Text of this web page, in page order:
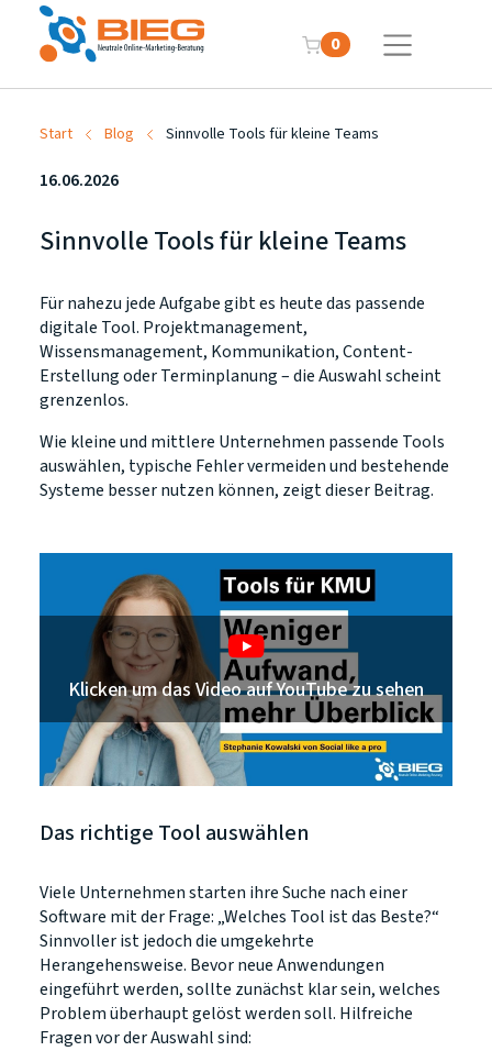
0
Start Blog Sinnvolle Tools für kleine Teams
16.06.2026
Sinnvolle Tools für kleine Teams
Für nahezu jede Aufgabe gibt es heute das passende
digitale Tool. Projektmanagement,
Wissensmanagement, Kommunikation, Content-
Erstellung oder Terminplanung – die Auswahl scheint
grenzenlos.
Wie kleine und mittlere Unternehmen passende Tools
auswählen, typische Fehler vermeiden und bestehende
Systeme besser nutzen können, zeigt dieser Beitrag.
Klicken um das Video auf YouTube zu sehen
Das richtige Tool auswählen
Viele Unternehmen starten ihre Suche nach einer
Software mit der Frage: „Welches Tool ist das Beste?“
Sinnvoller ist jedoch die umgekehrte
Herangehensweise. Bevor neue Anwendungen
eingeführt werden, sollte zunächst klar sein, welches
Problem überhaupt gelöst werden soll. Hilfreiche
Fragen vor der Auswahl sind: